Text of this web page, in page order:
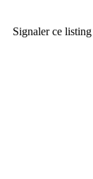
Signaler ce listing